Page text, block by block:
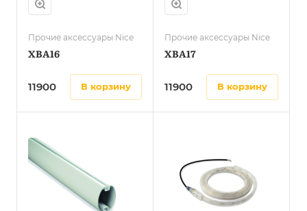
Прочие аксессуары Nice
XBA16
11900 в корзину
Прочие аксессуары Nice
XBA17
11900 в корзину